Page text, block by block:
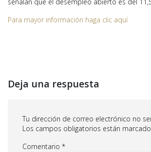
Para mayor información haga clic aquí
Deja una respuesta
Tu dirección de correo electrónico no
Los campos obligatorios están
Comentario *